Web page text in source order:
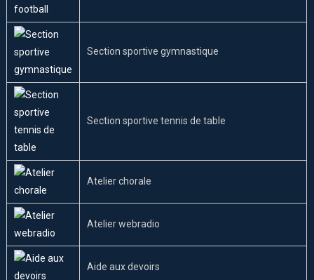
Section sportive gymnastique
Section sportive tennis de table
Atelier chorale
Atelier webradio
Aide aux devoirs